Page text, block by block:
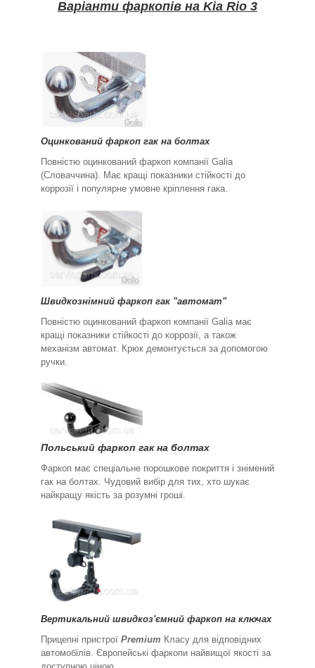
Варіанти фаркопів на Kia Rio 3
Оцинкований фаркоп гак на болтах
Повністю оцинкований фаркоп компанії Galia
(Словаччина). Має кращі показники стійкості до
коррозії і популярне умовне кріплення гака.
Швидкознімний фаркоп гак "автомат"
Повністю оцинкований фаркоп компанії Galia має
кращі показники стійкості до коррозії, а також
механізм автомат. Крюк демонтується за допомогою
ручки.
Польський фаркоп гак на болтах
Фаркоп має спеціальне порошкове покриття і знімений
гак на болтах. Чудовий вибір для тих, хто шукає
найкращу якість за розумні гроші.
Вертикальний швидкоз'ємний фаркоп на ключах
Прицепні пристрої Premium Класу для відповідних
автомобілів. Європейські фаркопи найвищої якості за